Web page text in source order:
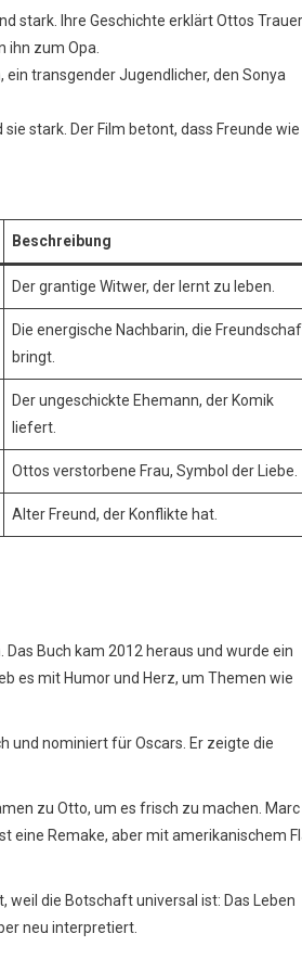
stark. Ihre Geschichte erklärt Ottos
ihn zum Opa.
ein transgender Jugendlicher, den Sonya
stark. Der Film betont, dass Freunde wie
Beschreibung
Der grantige Witwer, der lernt zu leben.
Die energische Nachbarin, die
bringt.
Der ungeschickte Ehemann, der Komik
liefert.
Ottos verstorbene Frau, Symbol der Liebe.
Alter Freund, der Konflikte hat.
Buch kam 2012 heraus und wurde ein
es mit Humor und Herz, um Themen wie
und nominiert für Oscars. Er zeigte die
zu Otto, um es frisch zu machen. Marc
eine Remake, aber mit amerikanischem
weil die Botschaft universal ist: Das Leben
neu interpretiert.